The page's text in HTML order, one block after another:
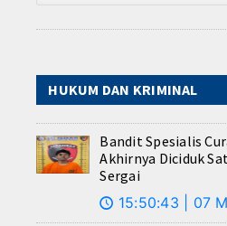
HUKUM DAN KRIMINAL
Bandit Spesialis
Akhirnya Diciduk
Sergai
🕔 15:50:43 | 07